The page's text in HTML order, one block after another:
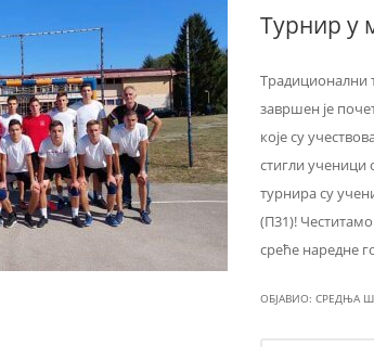
Турнир у
Традиционални
завршен је
које су
стигли
турнира су
(П31)!
среће наредне
ОБЈАВИО: СРЕДЊА